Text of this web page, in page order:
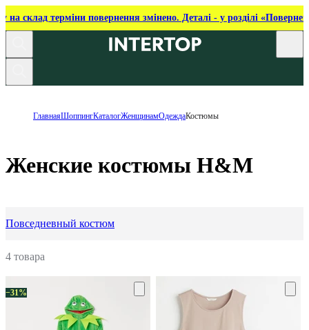
на склад терміни повернення змінено. Деталі - у розділі
ГлавнаяШоппингКаталогЖенщинамОдеждаКостюмы
Женские костюмы H&M
Повседневный костюм
4 товара
−31%